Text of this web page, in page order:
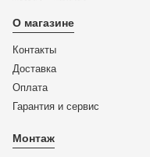
О магазине
Контакты
Доставка
Оплата
Гарантия и сервис
Монтаж